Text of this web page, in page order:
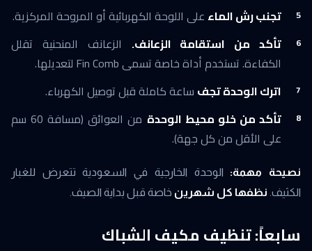
تجنب رش الماء على اللوحة الكهربائية أو المروحة المركزية.
تأكد من استقامة الزعانف. الزعانف المنحنية تقلل
الكفاءة. تستخدم أداة خاصة تسمى Fin Comb لتعديلها.
اترك الوحدة تجف ساعة كاملة قبل توصيل الكهرباء.
تأكد من خلو محيط الوحدة
من العوائق (مسافة 60 سم
على الأقل من كل جهة).
نصيحة مهمة: الوحدة الخارجية في السعودية تتعرض للغبار
الكثيف. نظفها كل شهرين خاصة قبل بداية الصيف.
سابعاً: تنظيف مكيف الشباك